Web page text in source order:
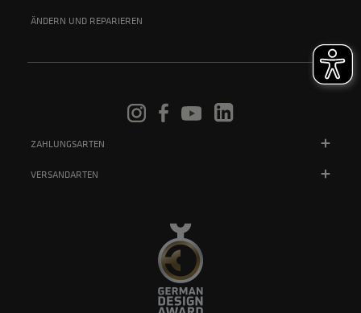
ÄNDERN UND REPARIEREN
ZAHLUNGSARTEN
VERSANDARTEN